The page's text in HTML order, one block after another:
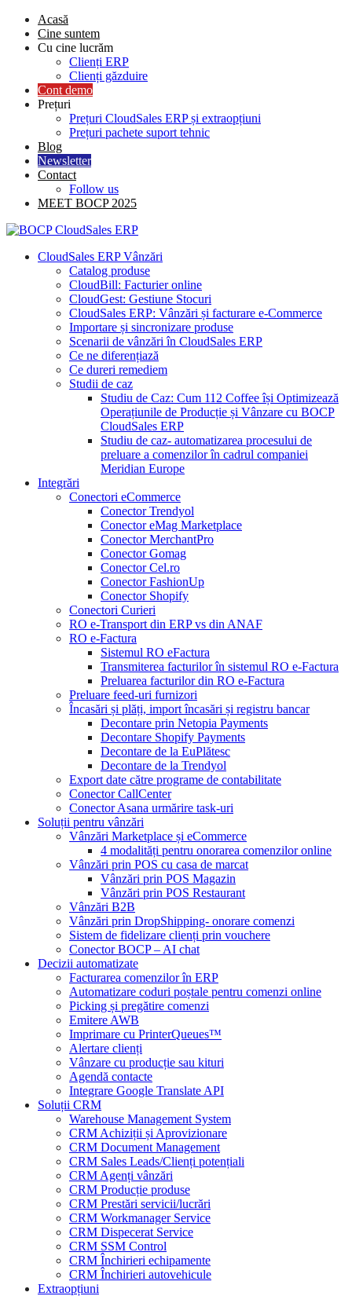
Skip
content
Acasă
Cine suntem
Cu cine lucrăm
Clienți ERP
Clienți găzduire
Cont demo
Prețuri
Prețuri CloudSales ERP și extraopțiuni
Prețuri pachete suport tehnic
Blog
Newsletter
Contact
Follow us
MEET BOCP 2025
CloudSales ERP Vânzări
Catalog produse
CloudBill: Facturier online
CloudGest: Gestiune Stocuri
CloudSales ERP: Vânzări și facturare e-Commerce
Importare și sincronizare produse
Scenarii de vânzări în CloudSales ERP
Ce ne diferențiază
Ce dureri remediem
Studii de caz
Studiu de Caz: Cum 112 Coffee își Optimizează
Operațiunile de Producție și Vânzare cu BOCP
CloudSales ERP
Studiu de caz- automatizarea procesului de
preluare a comenzilor în cadrul companiei
Meridian Europe
Integrări
Conectori eCommerce
Conector Trendyol
Conector eMag Marketplace
Conector MerchantPro
Conector Gomag
Conector Cel.ro
Conector FashionUp
Conector Shopify
Conectori Curieri
RO e-Transport din ERP vs din ANAF
RO e-Factura
Sistemul RO eFactura
Transmiterea facturilor în sistemul RO e-Factura
Preluarea facturilor din RO e-Factura
Preluare feed-uri furnizori
Încasări și plăți, import încasări și registru bancar
Decontare prin Netopia Payments
Decontare Shopify Payments
Decontare de la EuPlătesc
Decontare de la Trendyol
Export date către programe de contabilitate
Conector CallCenter
Conector Asana urmărire task-uri
Soluții pentru vânzări
Vânzări Marketplace și eCommerce
4 modalități pentru onorarea comenzilor online
Vânzări prin POS cu casa de marcat
Vânzări prin POS Magazin
Vânzări prin POS Restaurant
Vânzări B2B
Vânzări prin DropShipping- onorare comenzi
Sistem de fidelizare clienți prin vouchere
Conector BOCP – AI chat
Decizii automatizate
Facturarea comenzilor în ERP
Automatizare coduri poștale pentru comenzi online
Picking și pregătire comenzi
Emitere AWB
Imprimare cu PrinterQueues™
Alertare clienți
Vânzare cu producție sau kituri
Agendă contacte
Integrare Google Translate API
Soluții CRM
Warehouse Management System
CRM Achiziții și Aprovizionare
CRM Document Management
CRM Sales Leads/Clienți potențiali
CRM Agenți vânzări
CRM Producție produse
CRM Prestări servicii/lucrări
CRM Workmanager Service
CRM Dispecerat Service
CRM SSM Control
CRM Închirieri echipamente
CRM Închirieri autovehicule
Extraopțiuni